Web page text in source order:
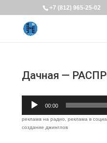
+7 (812) 965-25-02
Дачная —
00:00
реклама на радио, реклама в
создание джинглов